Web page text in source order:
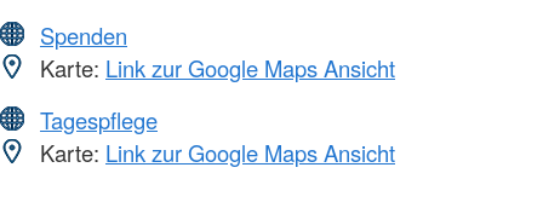
Spenden
Karte: Link zur Google Maps Ansicht
Tagespflege
Karte: Link zur Google Maps Ansicht